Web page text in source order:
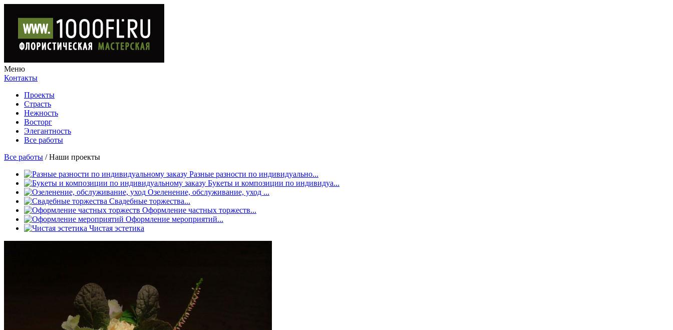
Меню
Контакты
Проекты
Страсть
Нежность
Восторг
Элегантность
Все работы
Все работы /Наши проекты
Разные разности по индивидуально...
Букеты и композиции по индивидуа...
Озеленение, обслуживание, уход ...
Свадебные торжества...
Оформление частных торжеств...
Оформление мероприятий...
Чистая эстетика